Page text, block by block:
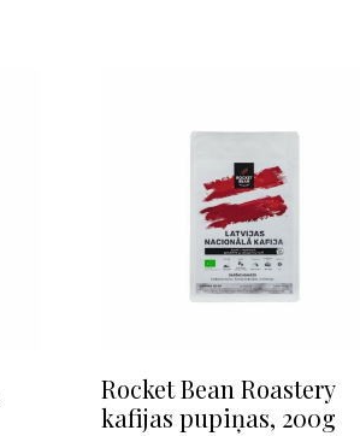
Rocket Bean Roastery
kafijas pupiņas, 200g